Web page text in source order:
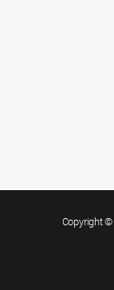
Copyright